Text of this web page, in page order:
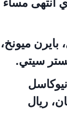
ميونخ،
سيتي.
ريال